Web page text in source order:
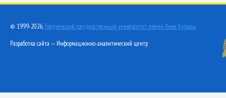
© 1999-2026, Гродненский государственный университет имени Янки Купалы
Разработка сайта — Информационно-аналитический центр